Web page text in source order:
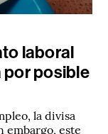
laboral
por posible
la divisa
embargo, este